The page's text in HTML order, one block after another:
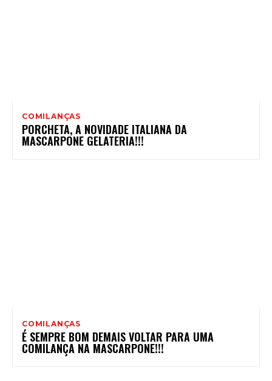
COMILANÇAS
PORCHETA, A NOVIDADE ITALIANA DA
MASCARPONE GELATERIA!!!
COMILANÇAS
É SEMPRE BOM DEMAIS VOLTAR PARA UMA
COMILANÇA NA MASCARPONE!!!